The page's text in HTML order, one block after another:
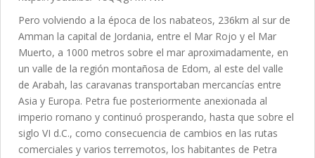
Pero volviendo a la época de los nabateos, 236km al sur de
Amman la capital de Jordania, entre el Mar Rojo y el Mar
Muerto, a 1000 metros sobre el mar aproximadamente, en
un valle de la región montañosa de Edom, al este del valle
de Arabah, las caravanas transportaban mercancías entre
Asia y Europa. Petra fue posteriormente anexionada al
imperio romano y continuó prosperando, hasta que sobre el
siglo VI d.C., como consecuencia de cambios en las rutas
comerciales y varios terremotos, los habitantes de Petra